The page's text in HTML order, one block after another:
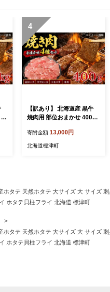
町
(2
4
【訳あり】 北海道産 黒牛
焼肉用 部位おまかせ 400g
ク 冷凍 牛肉 アンガス牛
寄附金額 13,000円
北海道標津町
タテ 天然ホタテ 大サイズ 大 サイズ
ホタテ貝柱フライ 北海道 標津町
タテ 天然ホタテ 大サイズ 大 サイズ
ホタテ貝柱フライ 北海道 標津町